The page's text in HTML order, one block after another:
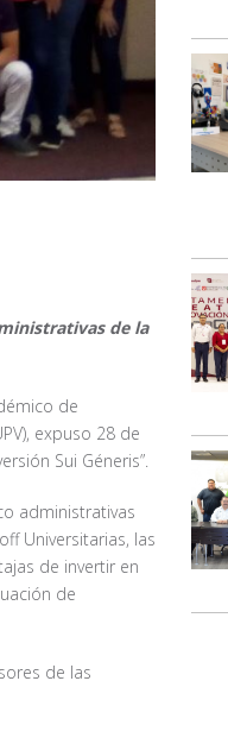
de la
de
expuso 28 de
Sui Géneris”.
administrativas
Universitarias, las
de invertir en
de
de las